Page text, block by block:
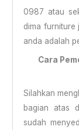
0987 atau
dima furniture
anda adalah
Cara
Silahkan
bagian atas
sudah